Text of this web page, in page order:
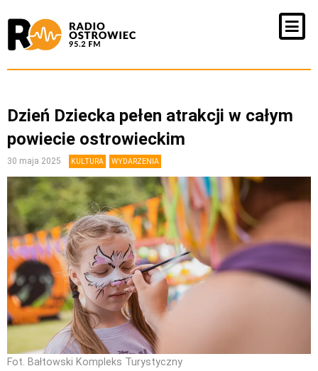
Dzień Dziecka pełen atrakcji w całym
powiecie ostrowieckim
30 maja 2025 KULTURA WYDARZENIA
Fot. Bałtowski Kompleks Turystyczny